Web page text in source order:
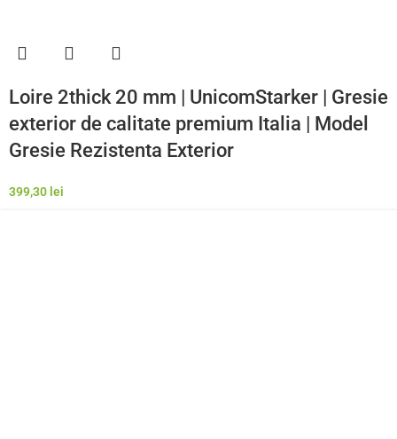
Loire 2thick 20 mm | UnicomStarker | Gresie
exterior de calitate premium Italia | Model
Gresie Rezistenta Exterior
399,30 lei